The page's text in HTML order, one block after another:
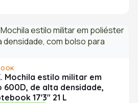
Mochila estilo militar em
de alta densidade,
17'3" 21 L